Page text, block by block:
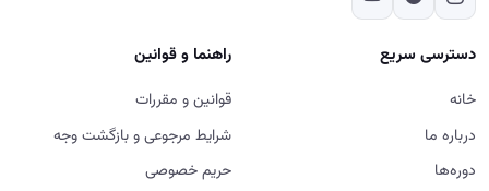
دسترسی سریع
خانه
درباره ما
دوره‌ها
راهنما و قوانین
قوانین و مقررات
شرایط مرجوعی و بازگشت وجه
حریم خصوصی